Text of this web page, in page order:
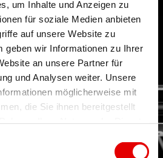
um Inhalte und Anzeigen zu
für soziale Medien anbieten
auf unsere Website zu
geben wir Informationen zu Ihrer
an unsere Partner für
und Analysen weiter. Unsere
möglicherweise mit
die Sie ihnen bereitgestellt